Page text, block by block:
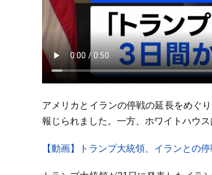
アメリカとイランの停戦の延長をめぐ
報じられました。一方、ホワイトハウ
【動画】トランプ大統領、イランとの